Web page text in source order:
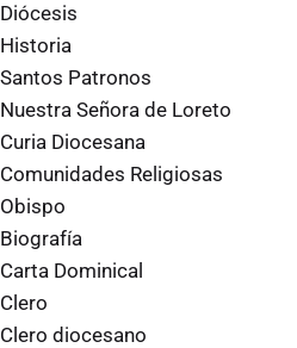
Diócesis
Historia
Santos Patronos
Nuestra Señora de Loreto
Curia Diocesana
Comunidades Religiosas
Obispo
Biografía
Carta Dominical
Clero
Clero diocesano